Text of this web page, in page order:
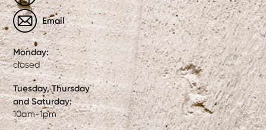
Email
Monday:
closed
Tuesday, Thursday
and Saturday:
10am-1pm